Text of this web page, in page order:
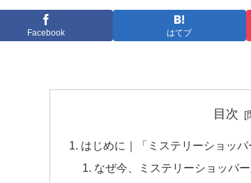
Facebook はてブ
目次
はじめに｜「ミステリーショッ
なぜ今、ミステリーショッパ